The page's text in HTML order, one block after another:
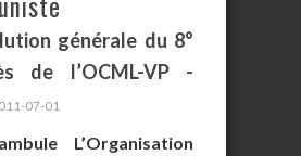
générale du 8°
de l’OCML-VP -
07-01
L’Organisation